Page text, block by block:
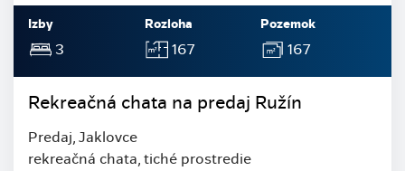
Izby
3
Rozloha
167
Pozemok
167
Rekreačná chata na predaj Ružín
Predaj, Jaklovce
rekreačná chata, tiché prostredie